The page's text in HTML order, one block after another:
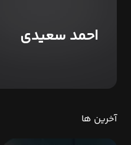
احمد سعیدی
آخرین ها